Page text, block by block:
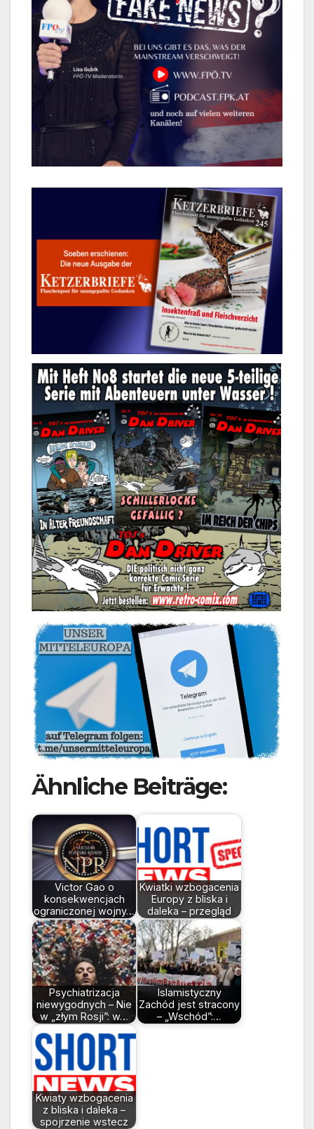
Ähnliche Beiträge:
Victor Gao o
konsekwencjach
ograniczonej wojny…
Kwiatki wzbogacenia
Europy z bliska i
daleka – przegląd
Psychiatrizacja
niewygodnych – Nie
w „złym Rosji”: w…
Islamistyczny
Zachód jest stracony
– „Wschód”:…
Kwiaty wzbogacenia
z bliska i daleka –
spojrzenie wstecz